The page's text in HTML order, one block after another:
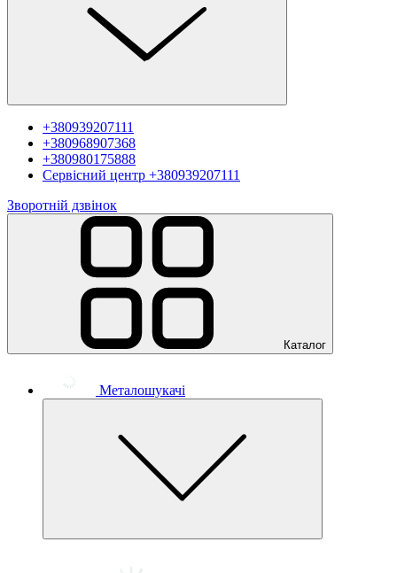
+380939207111
+380968907368
+380980175888
Сервісний центр +380939207111
Зворотній дзвінок
Каталог
Металошукачі